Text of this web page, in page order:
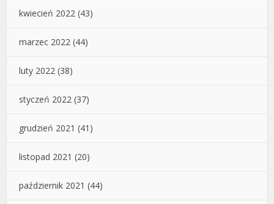
kwiecień 2022 (43)
marzec 2022 (44)
luty 2022 (38)
styczeń 2022 (37)
grudzień 2021 (41)
listopad 2021 (20)
październik 2021 (44)